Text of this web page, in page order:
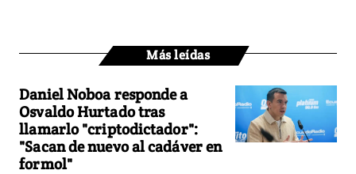
Más leídas
Daniel Noboa responde a
Osvaldo Hurtado tras
llamarlo "criptodictador":
"Sacan de nuevo al cadáver en
formol"